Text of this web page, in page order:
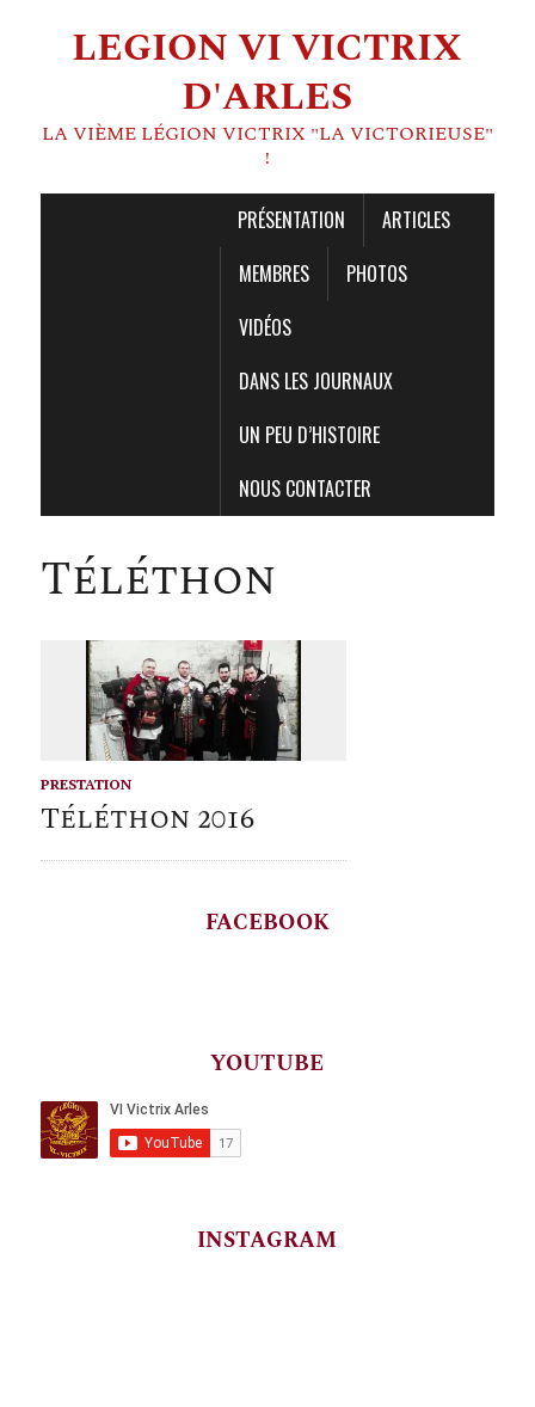
LEGION VI VICTRIX
D'ARLES
LA VIÈME LÉGION VICTRIX "LA VICTORIEUSE"
!
PRÉSENTATION
ARTICLES
MEMBRES
PHOTOS
VIDÉOS
DANS LES JOURNAUX
UN PEU D’HISTOIRE
NOUS CONTACTER
Téléthon
PRESTATION
Téléthon 2016
FACEBOOK
YOUTUBE
INSTAGRAM